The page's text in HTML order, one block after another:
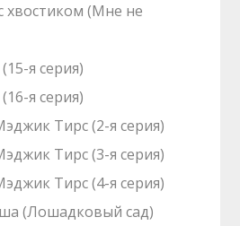
хвостиком (Мне не
я серия)
я серия)
Тирс (2-я серия)
Тирс (3-я серия)
Тирс (4-я серия)
(Лошадковый сад)